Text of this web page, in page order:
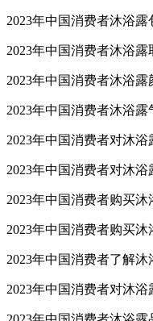
2023年中国消费者沐浴
2023年中国消费者沐浴
2023年中国消费者沐浴露
2023年中国消费者沐浴露
2023年中国消费者对沐浴
2023年中国消费者对沐浴
2023年中国消费者购买沐
2023年中国消费者购买沐
2023年中国消费者了解沐
2023年中国消费者对沐